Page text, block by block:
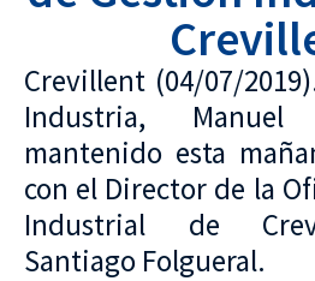
Crevillent (04/07/
Industria,
mantenido esta
con el Director de la
Industrial de
Santiago Folgueral.